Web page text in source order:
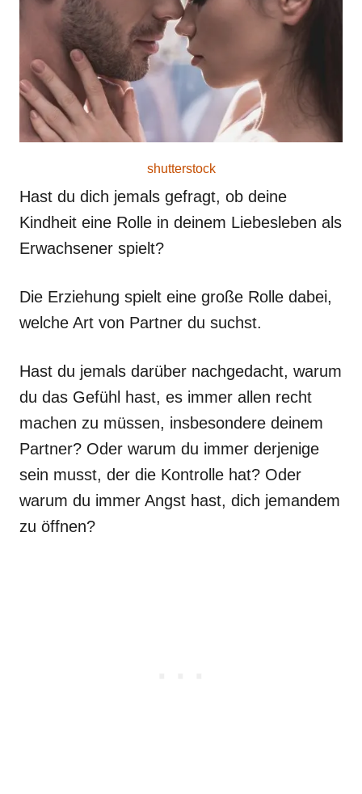
shutterstock
Hast du dich jemals gefragt, ob deine
Kindheit eine Rolle in deinem Liebesleben als
Erwachsener spielt?
Die Erziehung spielt eine große Rolle dabei,
welche Art von Partner du suchst.
Hast du jemals darüber nachgedacht, warum
du das Gefühl hast, es immer allen recht
machen zu müssen, insbesondere deinem
Partner? Oder warum du immer derjenige
sein musst, der die Kontrolle hat? Oder
warum du immer Angst hast, dich jemandem
zu öffnen?